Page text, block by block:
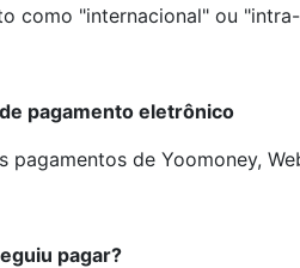
como "internacional" ou
pagamento eletrônico
pagamentos de Yoomoney,
pagar?